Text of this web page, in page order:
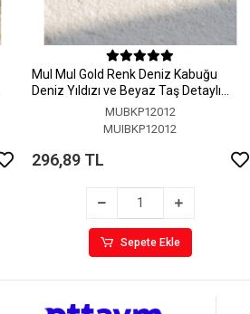
MuI MuI Gold Renk Deniz Kabuğu
Deniz Yıldızı ve Beyaz Taş Detaylı
MUBKP12012
MUIBKP12012
296,89 TL
Sepete Ekle